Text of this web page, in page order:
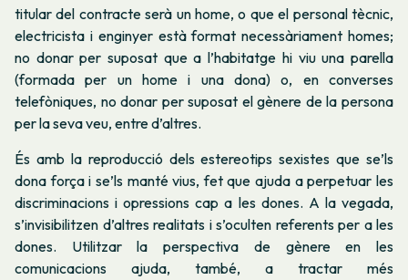
titular del contracte serà un home, o que el personal tècnic,
electricista i enginyer està format necessàriament homes;
no donar per suposat que a l’habitatge hi viu una parella
(formada per un home i una dona) o, en converses
telefòniques, no donar per suposat el gènere de la persona
per la seva veu, entre d’altres.
És amb la reproducció dels estereotips sexistes que se’ls
dona força i se’ls manté vius, fet que ajuda a perpetuar les
discriminacions i opressions cap a les dones. A la vegada,
s’invisibilitzen d’altres realitats i s’oculten referents per a les
dones. Utilitzar la perspectiva de gènere en les
comunicacions ajuda, també, a tractar més